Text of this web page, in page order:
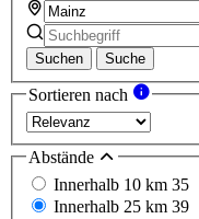
Suchen Suche
Sortieren nach
Abstände
Innerhalb 10 km 35
Innerhalb 25 km 39